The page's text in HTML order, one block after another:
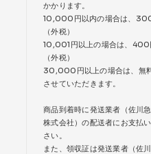
かかります。
10,000円以内の場合は、
（外税）
10,001円以上の場合は、400
（外税）
30,000円以上の場合は、無
させていただきます。
商品到着時に発送業者（佐川
株式会社）の配送者にお支払
さい。
また、領収証は発送業者（佐